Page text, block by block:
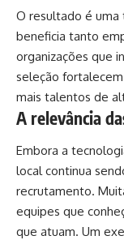
O resultado é uma
beneficia tanto
organizações que
seleção
mais talentos de
A relevância
Embora a
local continua
recrutamento.
equipes que
que atuam. Um